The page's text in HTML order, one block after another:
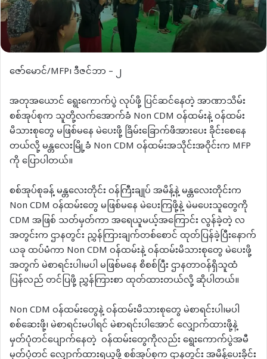
ဇော်မောင်/MFP၊ ဒီဇင်ဘာ – ၂
အတုအယောင် ရွေးကောက်ပွဲ လုပ်ဖို့ ပြင်ဆင်နေတဲ့ အာဏာသိမ်း
စစ်အုပ်စုက သူတို့လက်အောက်ခံ Non CDM ဝန်ထမ်းနဲ့ ဝန်ထမ်း
မိသားစုတွေ မဖြစ်မနေ မဲပေးဖို့ ခြိမ်းခြောက်ဖိအားပေး ခိုင်းစေနေ
တယ်လို့ မန္တလေးမြို့ခံ Non CDM ဝန်ထမ်းအသိုင်းအဝိုင်းက MFP
ကို ပြောပါတယ်။
စစ်အုပ်စုခန့် မန္တလေးတိုင်း ဝန်ကြီးချုပ် အမိန့်နဲ့ မန္တလေးတိုင်းက
Non CDM ဝန်ထမ်းတွေ မဖြစ်မနေ မဲပေးကြဖို့နဲ့ မဲမပေးသူတွေကို
CDM အဖြစ် သတ်မှတ်ကာ အရေယူမယ့်အကြောင်း လွန်ခဲ့တဲ့ လ
အတွင်းက ဌာနတွင်း ညွှန်ကြားချက်တစ်စောင် ထုတ်ပြန်ခဲ့ပြီးနောက်
ယခု ထပ်မံကာ Non CDM ဝန်ထမ်းနဲ့ ဝန်ထမ်းမိသားစုတွေ မဲပေးဖို့
အတွက် မဲစာရင်းပါ၊မပါ မဖြစ်မနေ စိစစ်ပြီး ဌာနတာဝန်ရှိသူထံ
ပြန်လည် တင်ပြဖို့ ညွှန်ကြားစာ ထုတ်ထားတယ်လို့ ဆိုပါတယ်။
Non CDM ဝန်ထမ်းတွေနဲ့ ဝန်ထမ်းမိသားစုတွေ မဲစာရင်းပါ၊မပါ
စစ်ဆေးဖို့၊ မဲစာရင်းမပါရင် မဲစာရင်းပါအောင် လျှောက်ထားဖို့နဲ့
မှတ်ပုံတင်ပျောက်နေတဲ့ ဝန်ထမ်းတွေကိုလည်း ရွေးကောက်ပွဲအမီ